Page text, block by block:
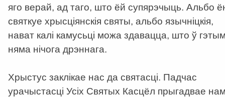
яго верай, ад таго, што ёй супярэчыць. Альбо
святкуе хрысціянскія святы, альбо язычніцкія,
нават калі камусьці можа здавацца, што ў
няма нічога дрэннага.
Хрыстус заклікае нас да святасці. Падчас
урачыстасці Усіх Святых Касцёл прыгадвае